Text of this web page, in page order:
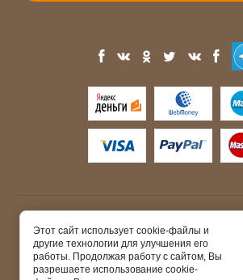
Copyright © 2015 - 2026
Этот сайт использует cookie-файлы и
другие технологии для улучшения его
работы. Продолжая работу с сайтом, Вы
разрешаете использование cookie-